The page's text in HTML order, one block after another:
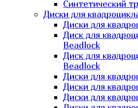
Синтетический
Диски для
Диски для
Диск для
Beadlock
Диск для
Beadlock
Диски для
Диски для
Диски для